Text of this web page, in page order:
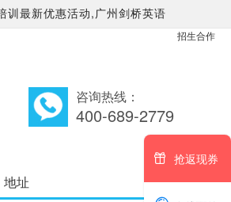
训最新优惠活动,广州剑桥英语
招生合作
咨询热线：
400-689-2779
地址
 抢返现券